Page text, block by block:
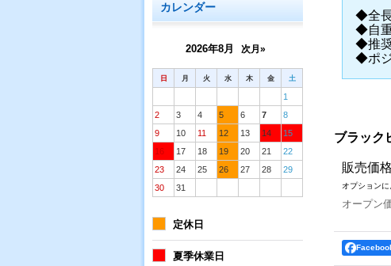
カレンダー
2026年8月 次月»
日 月 火 水 木 金 土
1
2
3 4 5 6 7
8
9
10 11 12 13 14
15
16
17 18 19 20 21
22
23
24 25 26 27 28
29
30
31
定休日
夏季休業日
◆全長
◆自
◆推奨
◆ポ
ブラック
販売価格
オプションに
オープン